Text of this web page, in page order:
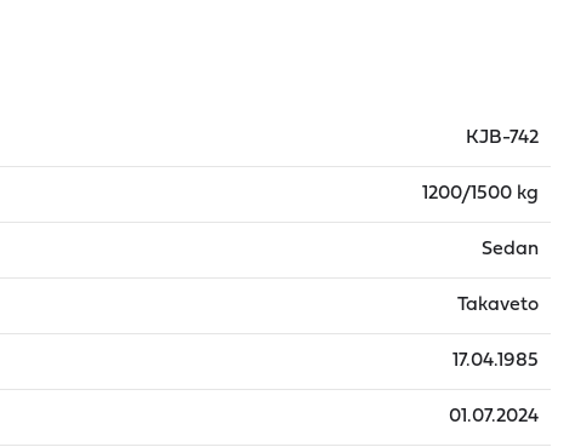
KJB-742
1200/1500 kg
Sedan
Takaveto
17.04.1985
01.07.2024